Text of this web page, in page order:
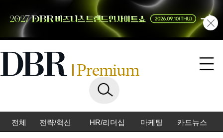
전체 전략/혁신 HR/리더십 마케팅 카드뉴스